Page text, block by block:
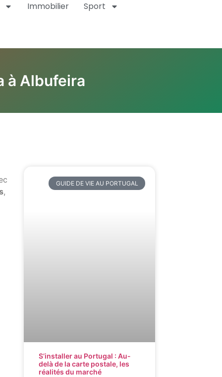
Immobilier Sport
à Albufeira
,
GUIDE DE VIE AU PORTUGAL
S’installer au Portugal : Au-
delà de la carte postale, les
réalités du marché